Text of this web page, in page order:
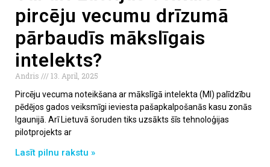
pircēju vecumu drīzumā
pārbaudīs mākslīgais
intelekts?
Andris
13. April, 2025
Pircēju vecuma noteikšana ar mākslīgā intelekta (MI) palīdzību
pēdējos gados veiksmīgi ieviesta pašapkalpošanās kasu zonās
Igaunijā. Arī Lietuvā šoruden tiks uzsākts šīs tehnoloģijas
pilotprojekts ar
Lasīt pilnu rakstu »